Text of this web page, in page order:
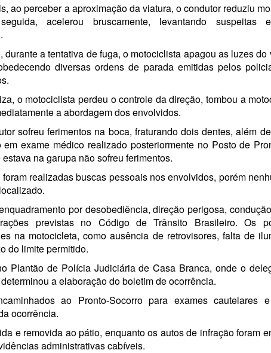
ao perceber a aproximação da viatura, o condutor reduziu
acelerou bruscamente, levantando suspeitas
durante a tentativa de fuga, o motociclista apagou as luzes
diversas ordens de parada emitidas pelos
o motociclista perdeu o controle da direção, tombou a
a abordagem dos envolvidos.
sofreu ferimentos na boca, fraturando dois dentes, além
em exame médico realizado posteriormente no Posto de
na garupa não sofreu ferimentos.
realizadas buscas pessoais nos envolvidos, porém
por desobediência, direção perigosa,
previstas no Código de Trânsito Brasileiro. Os
na motocicleta, como ausência de retrovisores, falta de
do limite permitido.
Plantão de Polícia Judiciária deCasa Branca, onde o
a elaboração do boletim de ocorrência.
ao Pronto-Socorro para exames cautelares e
ocorrência.
e removida ao pátio, enquanto os autos de infração foram
administrativas cabíveis.